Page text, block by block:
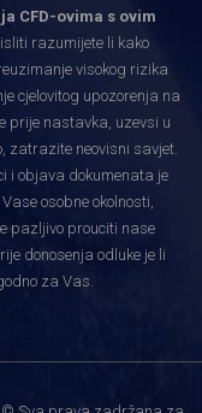
CFD-ovima s ovim
razumijete li kako
visokog rizika
cjelovitog upozorenja na
prije nastavka, uzevsi u
zatrazite neovisni savjet.
i objava dokumenata je
osobne okolnosti,
pazljivo prouciti nase
donosenja odluke je li
za Vas.